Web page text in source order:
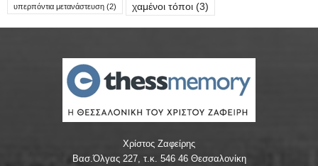
υπερπόντια μετανάστευση (2) χαμένοι τόποι (3)
Χρίστος Ζαφείρης
Βασ.Όλγας 227, τ.κ. 546 46 Θεσσαλονίκη